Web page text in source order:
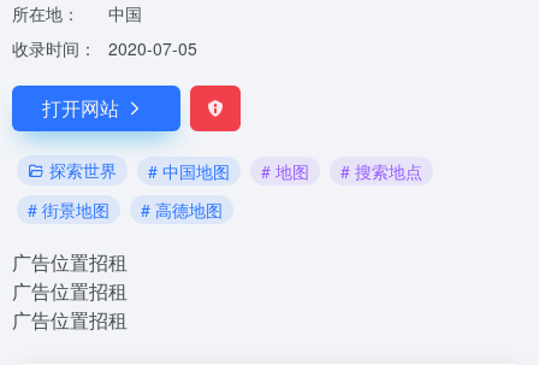
所在地：
中国
收录时间：
2020-07-05
打开网站
探索世界 # 中国地图 # 地图
# 搜索地点
# 街景地图
# 高德地图
广告位置招租
广告位置招租
广告位置招租